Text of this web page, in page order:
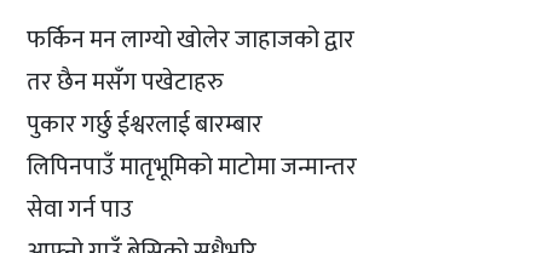
फर्किन मन लाग्यो खोलेर जाहाजको द्वार
तर छैन मसँग पखेटाहरु
पुकार गर्छु ईश्वरलाई बारम्बार
लिपिनपाउँ मातृभूमिको माटोमा जन्मान्तर
सेवा गर्न पाउ